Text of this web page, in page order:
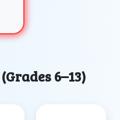
6–13)